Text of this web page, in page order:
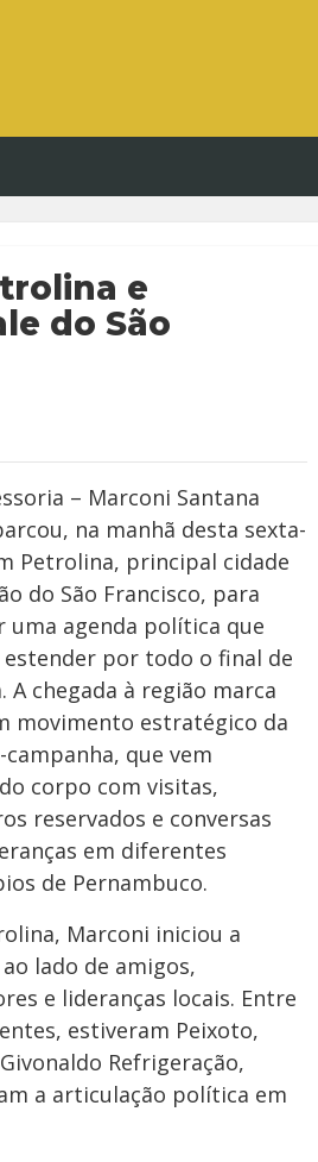
e
do São
– Marconi Santana
na manhã desta sexta-
Petrolina, principal cidade
do São Francisco, para
uma agenda política que
estender por todo o final de
A chegada à região marca
movimento estratégico da
campanha, que vem
corpo com visitas,
reservados e conversas
em diferentes
de Pernambuco.
Marconi iniciou a
lado de amigos,
e lideranças locais. Entre
estiveram Peixoto,
Refrigeração,
a articulação política em